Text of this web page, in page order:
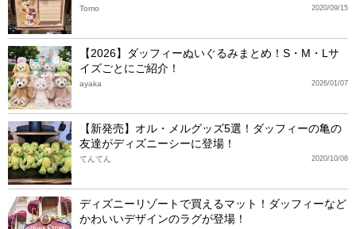
2020/09/15
Tomo
【2026】ダッフィーぬいぐるみまとめ！S・M・Lサ
イズごとにご紹介！
2026/01/07
ayaka
【新発売】オル・メルグッズ5選！ダッフィーの亀の
友達がディズニーシーに登場！
2020/10/08
てんてん
ディズニーリゾートで買えるマット！ダッフィーなど
かわいいデザインのラグが登場！